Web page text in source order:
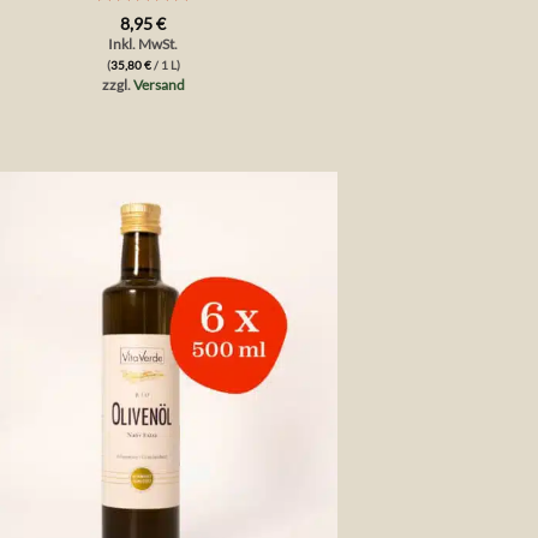
Bewertet
mit5 von
8,95€
Inkl. MwSt.
(35,80€/ 1 L)
zzgl. Versand